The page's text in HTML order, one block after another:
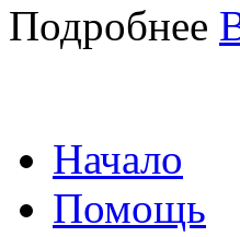
Подробнее
Начало
Помощь